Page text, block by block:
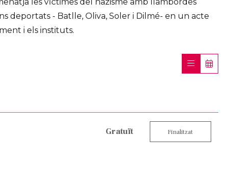
deportats - Batlle, Oliva, Soler i Dilmé- en un acte
i els instituts.
Gratuït Finalitzat